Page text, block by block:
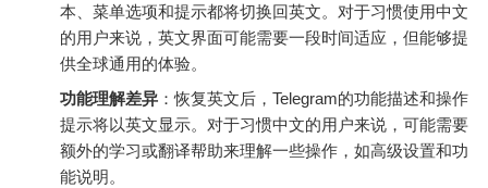
本、菜单选项和提示都将切换回英文。对于习惯使用中文
的用户来说，英文界面可能需要一段时间适应，但能够提
供全球通用的体验。
功能理解差异 ：恢复英文后，Telegram的功能描述和操作
提示将以英文显示。对于习惯中文的用户来说，可能需要
额外的学习或翻译帮助来理解一些操作，如高级设置和功
能说明。